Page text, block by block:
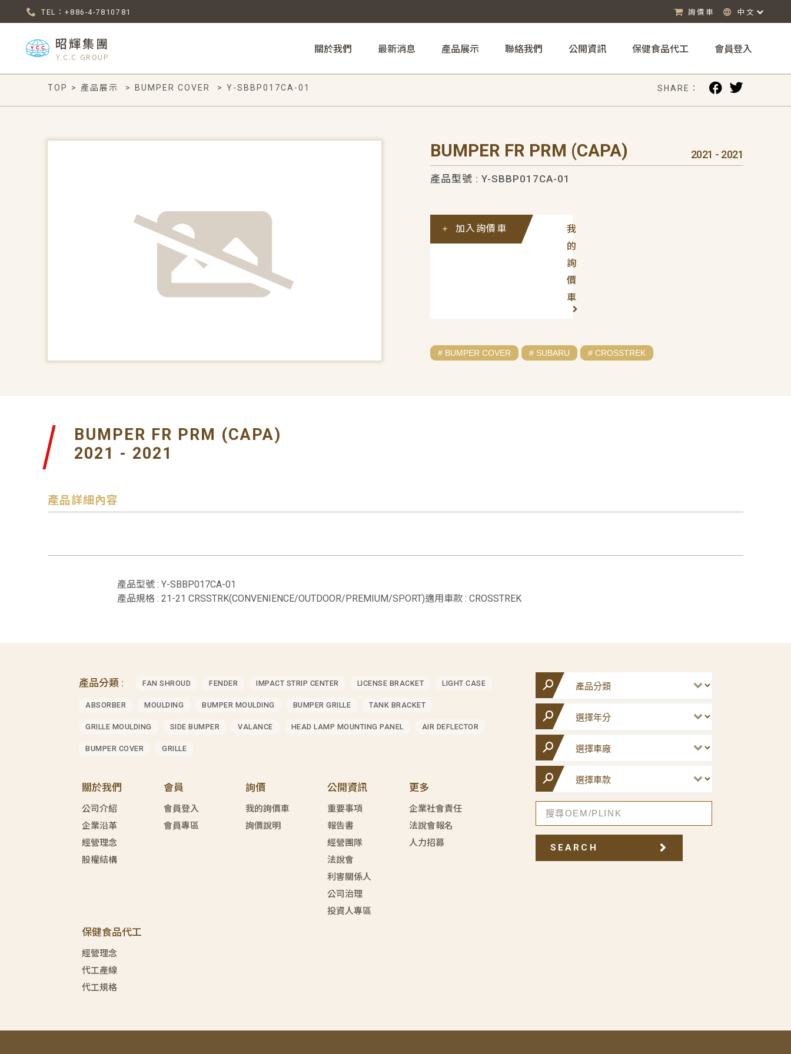
TEL：+886-4-7810781 詢價車 中文
昭輝集團
Y.C.C GROUP
關於我們 最新消息 產品展示 聯絡我們 公開資訊 保健食品代工 會員登入
TOP > 產品展示 > BUMPER COVER > Y-SBBP017CA-01 SHARE：
BUMPER FR PRM (CAPA) 2021 - 2021
產品型號 : Y-SBBP017CA-01
我
的
詢
價
車
加入詢價車
# BUMPER COVER # SUBARU # CROSSTREK
BUMPER FR PRM (CAPA)
2021 - 2021
產品詳細內容
產品型號 : Y-SBBP017CA-01
產品規格 : 21-21 CRSSTRK(CONVENIENCE/OUTDOOR/PREMIUM/SPORT)適用車款 : CROSSTREK
產品分類 : FAN SHROUD FENDER IMPACT STRIP CENTER LICENSE BRACKET LIGHT CASE
ABSORBER MOULDING BUMPER MOULDING BUMPER GRILLE TANK BRACKET
GRILLE MOULDING SIDE BUMPER VALANCE HEAD LAMP MOUNTING PANEL AIR DEFLECTOR
BUMPER COVER GRILLE
關於我們
公司介紹
企業沿革
經營理念
股權結構
會員
會員登入
會員專區
詢價
我的詢價車
詢價說明
公開資訊
重要事項
報告書
經營團隊
法說會
利害關係人
公司治理
投資人專區
更多
企業社會責任
法說會報名
人力招募
保健食品代工
經營理念
代工產線
代工規格
SEARCH